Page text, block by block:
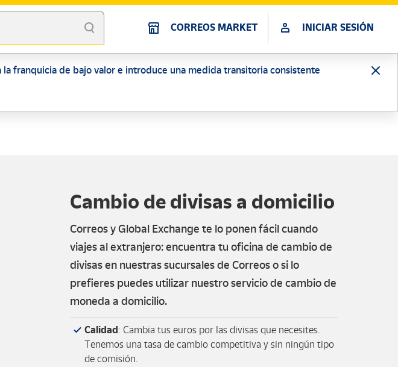
CORREOS MARKET INICIAR SESIÓN
franquicia de bajo valor e introduce una medida transitoria consistente
Cambio de divisas a domicilio
Correos y Global Exchange te lo ponen fácil cuando
viajes al extranjero: encuentra tu oficina de cambio de
divisas en nuestras sucursales de Correos o si lo
prefieres puedes utilizar nuestro servicio de cambio de
moneda a domicilio.
Calidad: Cambia tus euros por las divisas que necesites.
Tenemos una tasa de cambio competitiva y sin ningún tipo
de comisión.